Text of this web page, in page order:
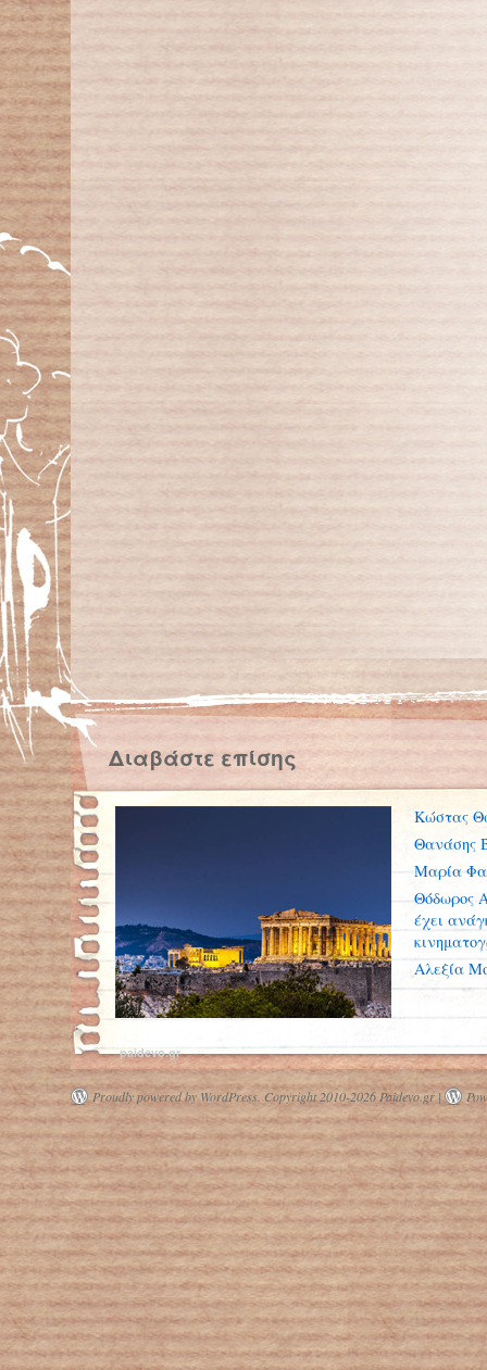
Διαβάστε επίσης
Πού οφείλεται η εκπληκτική αντοχή
της Ακρόπολης στους σεισμούς - Η
ιδιοφυής και μυστική τεχνολογία των
αρχαίων Ελλήνων
Κώστας
Θανάσης
Μαρία
Θόδωρος
έχει
Αλεξία
paidevo.gr
Proudly powered by WordPress. Copyright 2010-2026 Paidevo.gr |